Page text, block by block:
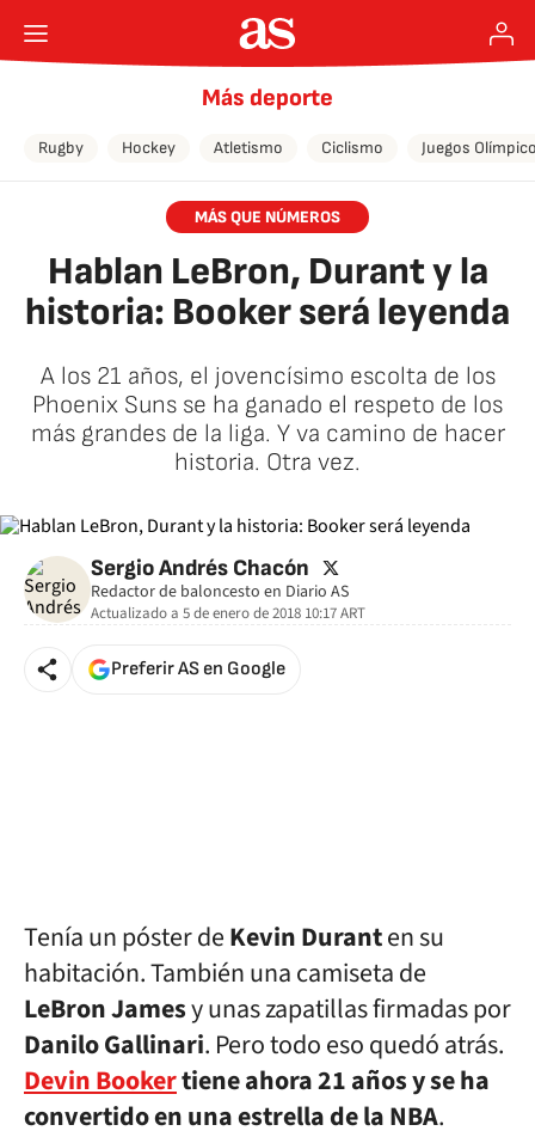
Más deporte
Rugby Hockey Atletismo Ciclismo Juegos
MÁS QUE NÚMEROS
Hablan LeBron, Durant y la
historia: Booker será leyenda
A los 21 años, el jovencísimo escolta de los
Phoenix Suns se ha ganado el respeto de los
más grandes de la liga. Y va camino de hacer
historia. Otra vez.
Sergio Andrés Chacón twitter
Redactor de baloncesto en Diario AS
Actualizado a 5 de enero de 2018 10:17ART
Preferir AS en Google
Tenía un póster deKevin Duranten su
habitación. También una camiseta de
LeBron Jamesy unas zapatillas firmadas por
Danilo Gallinari. Pero todo eso quedó atrás.
Devin Bookertiene ahora 21 años y se ha
convertido en una estrella de la NBA.